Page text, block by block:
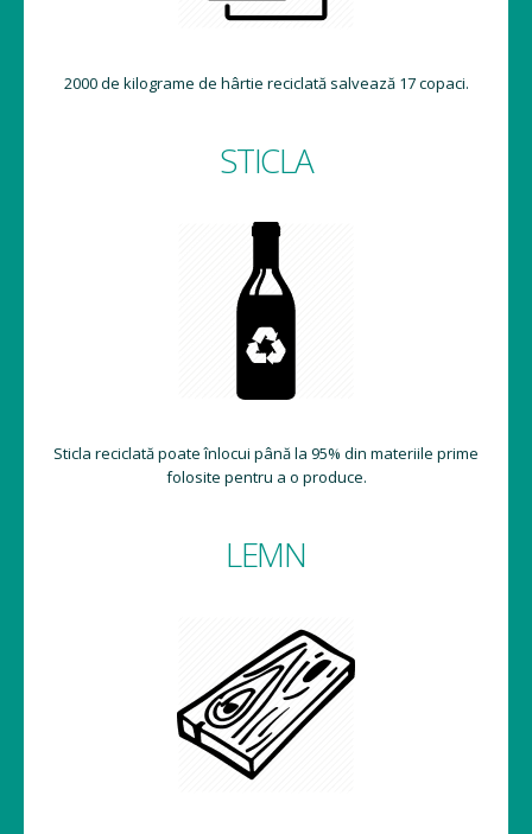
2000 de kilograme de hârtie reciclată salvează 17 copaci.
STICLA
Sticla reciclată poate înlocui până la 95% din materiile prime
folosite pentru a o produce.
LEMN